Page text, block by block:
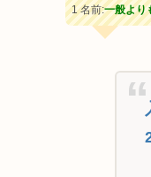
1 名前:一般より